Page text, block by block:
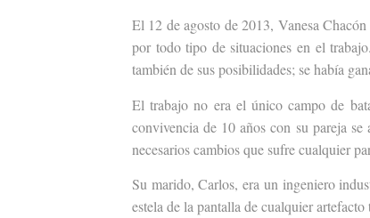
El 12 de agosto de 2013, Vanesa
por todo tipo de situaciones en el trabajo.
también de sus posibilidades; se había
El trabajo no era el único campo de
convivencia de 10 años con su pareja
necesarios cambios que sufre cualquier
Su marido, Carlos, era un ingeniero
estela de la pantalla de cualquier